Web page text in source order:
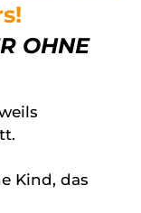
OHNE
Kind, das